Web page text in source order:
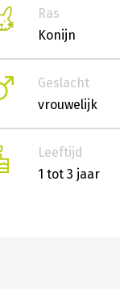
Ras
Konijn
Geslacht
vrouwelijk
Leeftijd
1 tot 3 jaar